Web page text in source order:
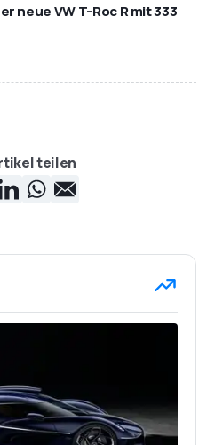
neue VW T-Roc R mit 333
teilen